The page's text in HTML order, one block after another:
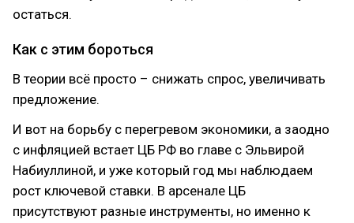
остаться.
Как с этим бороться
В теории всё просто – снижать спрос, увеличивать
предложение.
И вот на борьбу с перегревом экономики, а заодно
с инфляцией встает ЦБ РФ во главе с Эльвирой
Набиуллиной, и уже который год мы наблюдаем
рост ключевой ставки. В арсенале ЦБ
присутствуют разные инструменты, но именно к